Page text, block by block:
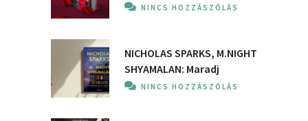
NINCS HOZZÁSZÓLÁS
NICHOLAS SPARKS, M.NIGHT
SHYAMALAN: Maradj
NINCS HOZZÁSZÓLÁS